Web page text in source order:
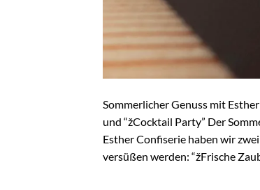
Sommerlicher Genuss mit
und “žCocktail Party” Der
Esther Confiserie haben wir
versüßen werden: “žFrische